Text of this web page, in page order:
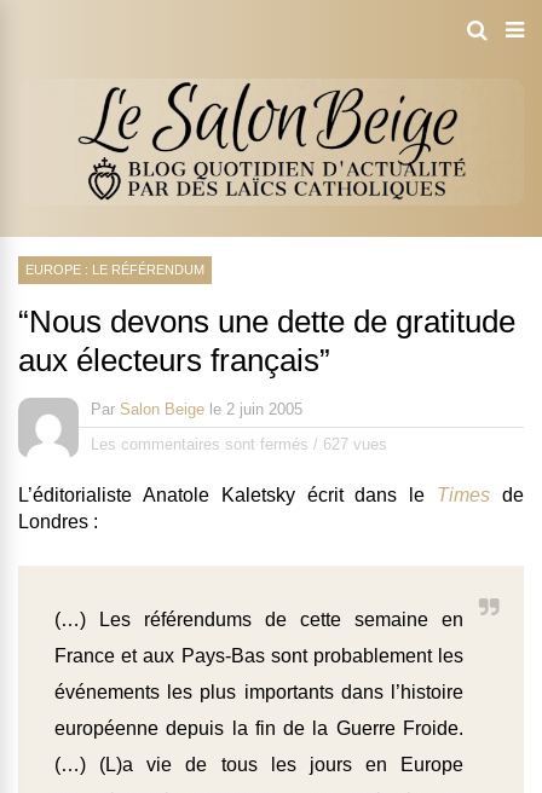
EUROPE : LE RÉFÉRENDUM
“Nous devons une dette de gratitude
aux électeurs français”
Par Salon Beige le 2 juin 2005
Les commentaires sont fermés / 627 vues
L’éditorialiste Anatole Kaletsky écrit dans le Times de
Londres :
(…) Les référendums de cette semaine en
France et aux Pays-Bas sont probablement les
événements les plus importants dans l’histoire
européenne depuis la fin de la Guerre Froide.
(…) (L)a vie de tous les jours en Europe